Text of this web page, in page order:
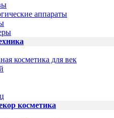
аппараты
косметика для век
косметика